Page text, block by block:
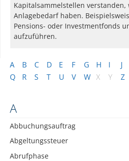
A B C D E F G H I J
Q
R S T U V W X Y Z
A
Abbuchungsauftrag
Abgeltungssteuer
Abrufphase
Kapitalsammelstellen verstanden,
Anlagebedarf haben.
Pensions- oder Investmentfonds
aufzuführen.